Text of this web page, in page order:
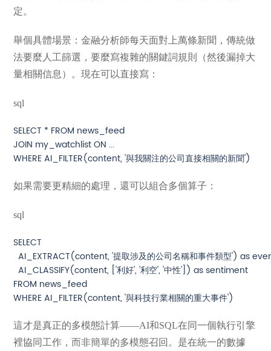
定。
舉個具體場景：金融分析師每天面對上萬條新聞，傳統做
法要麼人工篩選，要麼寫複雜的關鍵詞規則（然後漏掉大
量相關信息）。現在可以直接寫：
sql
SELECT * FROM news_feed
JOIN my_watchlist ON ...
如果需要更精細的處理，還可以組合多個算子：
sql
SELECT
AI_EXTRACT(content, '提取涉及的公司名稱和事件類型') as
  AI_CLASSIFY(content, ['利好', '利空', '中性']) as sentiment
FROM news_feed
這才是真正的多模態計算——AI和SQL在同一個執行引擎
裡協同工作，而非簡單的多模態召回。是在統一的數據